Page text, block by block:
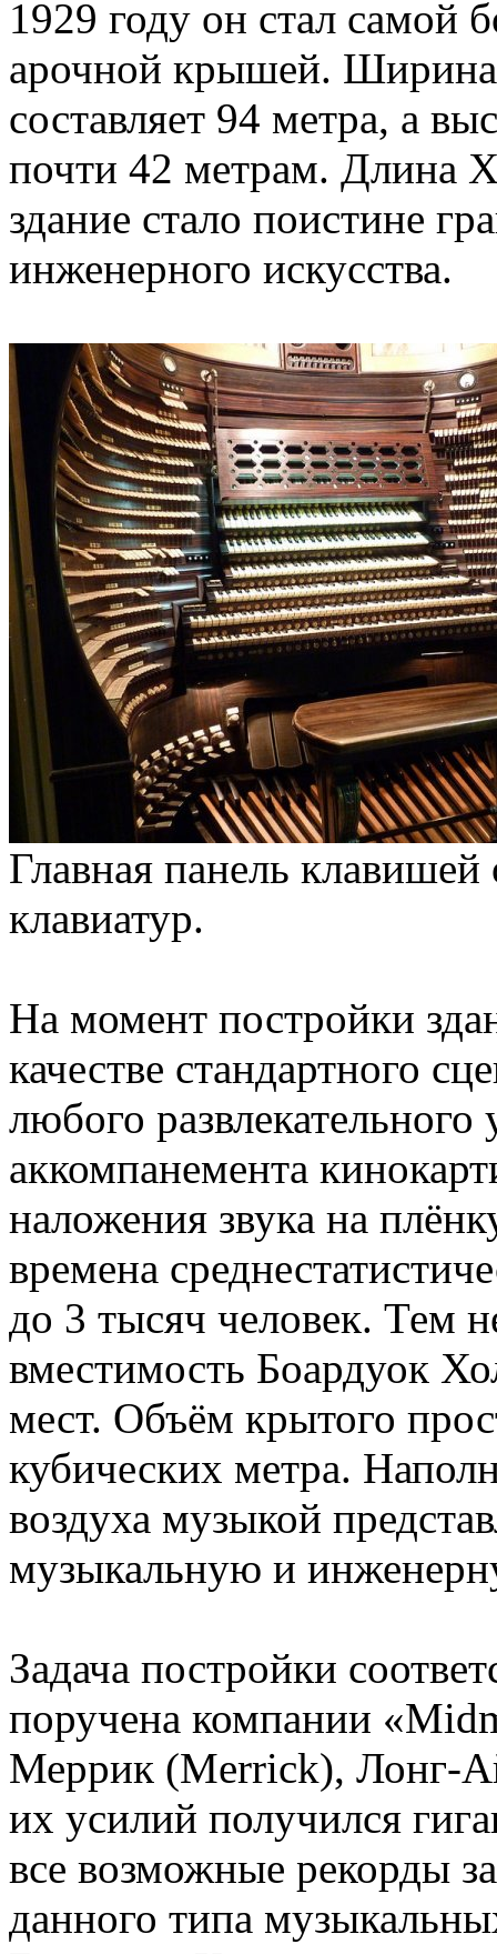
1929 году он стал самой
арочной крышей. Ширина
составляет 94 метра, а
почти 42 метрам. Длина
здание стало поистине
инженерного искусства.
Главная панель клавишей
клавиатур.
На момент постройки
качестве стандартного
любого
аккомпанемента
наложения звука на
времена
до 3 тысяч человек. Тем
вместимость Боардуок
мест. Объём крытого
кубических метра.
воздуха музыкой
музыкальную и
Задача постройки
поручена компании
Меррик (Merrick), Лонг-
их усилий получился
все возможные рекорды
данного типа